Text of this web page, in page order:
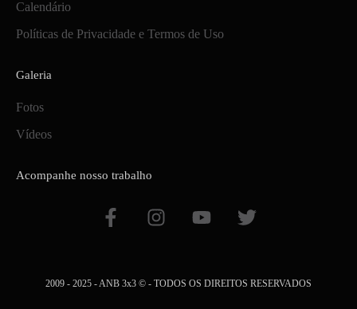
Calendário
Políticas de Privacidade e Termos de Uso
Galeria
Fotos
Vídeos
Acompanhe nosso trabalho
F
a
b
I
n
a
Y
o
u
T
w
t
2009 - 2025 - ANB 3x3 © - TODOS OS DIREITOS RESERVADOS